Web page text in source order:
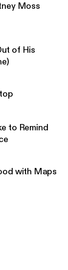
Moss
of His
to Remind
with Maps